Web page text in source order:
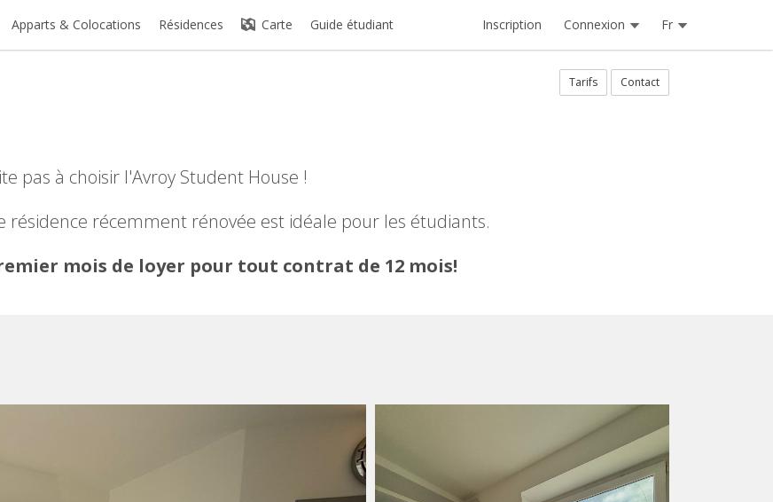
Apparts & Colocations Résidences Carte Guide étudiant Inscription Connexion Fr
Tarifs Contact
pas à choisir l'Avroy Student House !
résidence récemment rénovée est idéale pour les étudiants.
mois de loyer pour tout contrat de 12 mois!